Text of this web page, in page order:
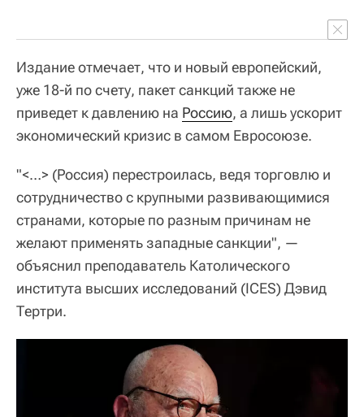
Издание отмечает, что и новый европейский,
уже 18-й по счету, пакет санкций также не
приведет к давлению на Россию, а лишь ускорит
экономический кризис в самом Евросоюзе.
"<…> (Россия) перестроилась, ведя торговлю и
сотрудничество с крупными развивающимися
странами, которые по разным причинам не
желают применять западные санкции", —
объяснил преподаватель Католического
института высших исследований (ICES) Дэвид
Тертри.